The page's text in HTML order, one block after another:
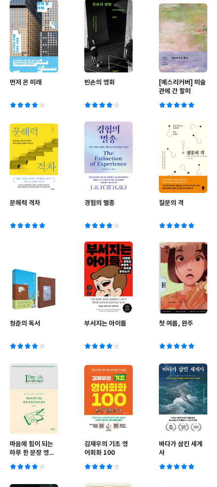
먼저 온 미래 빈손의 영화
[예스리커버] 미술
관에 간 할미
문해력 격차 경험의 멸종 질문의 격
청춘의 독서 부서지는 아이들 첫 여름, 완주
마음에 힘이 되는
하루 한 문장 영어
김재우의 기초 영
어회화 100
바다가 삼킨 세계
사